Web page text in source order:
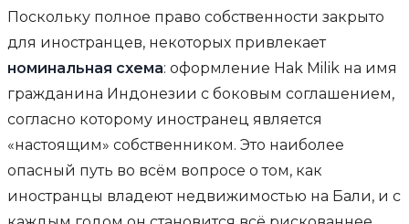
Поскольку полное право собственности закрыто
для иностранцев, некоторых привлекает
номинальная схема: оформление Hak Milik на имя
гражданина Индонезии с боковым соглашением,
согласно которому иностранец является
«настоящим» собственником. Это наиболее
опасный путь во всём вопросе о том, как
иностранцы владеют недвижимостью на Бали, и с